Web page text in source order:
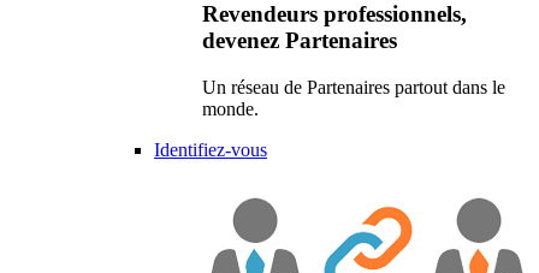
Revendeurs professionnels,
devenez Partenaires
Un réseau de Partenaires partout dans le
monde.
Identifiez-vous